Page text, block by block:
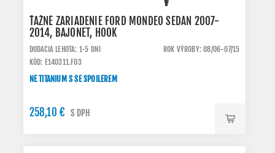
ŤAŽNÉ ZARIADENIE FORD MONDEO SEDAN 2007-
2014, BAJONET, HOOK
DODACIA LEHOTA: 1-5 DNI
ROK VÝROBY: 08/06-07/15
KÓD: E140311.FO3
NE TITANIUM S SE SPOILEREM
258,10 € S DPH